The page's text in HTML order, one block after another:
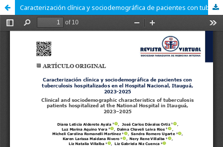
Caracterización clínica y sociodemográfica de pacientes con tuberculosis hospitalizados en el Hospital Nacional, Itauguá, 2023-2025